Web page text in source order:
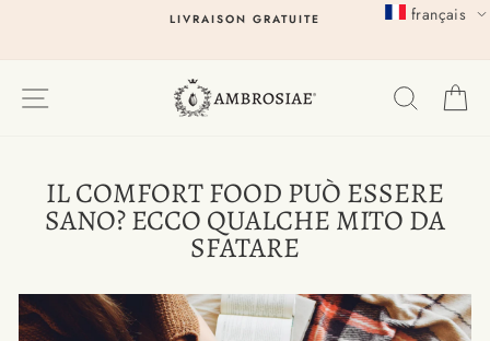
LIVRAISON GRATUITE
IL COMFORT FOOD PUÒ ESSERE
SANO? ECCO QUALCHE MITO DA
SFATARE
français